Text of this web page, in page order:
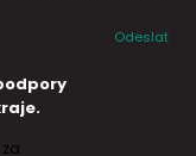
Odeslat